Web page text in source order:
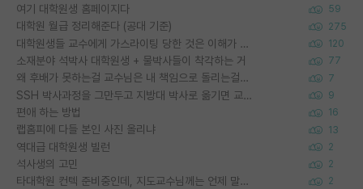
여기 대학원생 홈페이지다 59
대학원 월급 정리해준다 (공대 기준) 275
대학원생들 교수에게 가스라이팅 당한 것은 이해가 갑니다. 안타깝네요. 120
소재분야 석박사 대학원생 + 물박사들이 착각하는 거 77
왜 후배가 못하는걸 교수님은 내 책임으로 돌리는걸까요? 7
SSH 박사과정을 그만두고 지방대 박사로 옮기면 교수의 꿈은 끝일까요? 9
편애 하는 방법 16
랩홈피에 다들 본인 사진 올리냐 13
역대급 대학원생 빌런 2
석사생의 고민 2
타대학원 컨텍 준비중인데, 지도교수님께는 언제 말씀드려야 할까요? 2